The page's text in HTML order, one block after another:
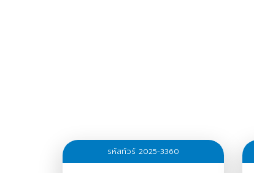
รหัสทัวร์ 2025-3360